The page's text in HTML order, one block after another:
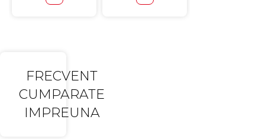
FRECVENT
CUMPARATE
IMPREUNA